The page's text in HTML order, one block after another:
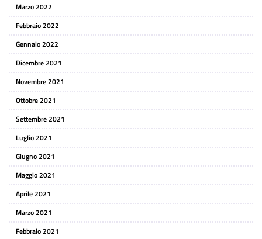
Marzo 2022
Febbraio 2022
Gennaio 2022
Dicembre 2021
Novembre 2021
Ottobre 2021
Settembre 2021
Luglio 2021
Giugno 2021
Maggio 2021
Aprile 2021
Marzo 2021
Febbraio 2021